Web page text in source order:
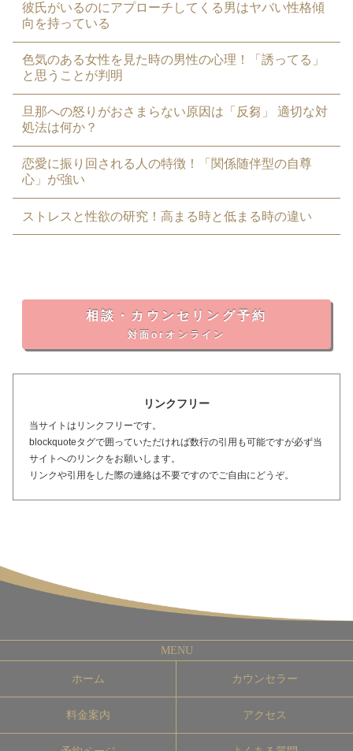
彼氏がいるのにアプローチしてくる男はヤバい性格傾
向を持っている
色気のある女性を見た時の男性の心理！「誘ってる」
と思うことが判明
旦那への怒りがおさまらない原因は「反芻」 適切な対
処法は何か？
恋愛に振り回される人の特徴！「関係随伴型の自尊
心」が強い
ストレスと性欲の研究！高まる時と低まる時の違い
相談・カウンセリング予約
対面orオンライン
リンクフリー
当サイトはリンクフリーです。
blockquoteタグで囲っていただければ数行の引用も可能ですが必ず当
サイトへのリンクをお願いします。
リンクや引用をした際の連絡は不要ですのでご自由にどうぞ。
ホーム カウンセラー
料金案内 アクセス